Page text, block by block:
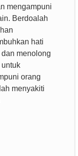
mengampuni
Berdoalah
hati
dan menolong
untuk
orang
menyakiti